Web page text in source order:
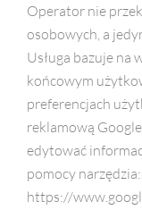
Operator nie
osobowych, a
Usługa bazuje na
końcowym
preferencjach
reklamową
edytować
pomocy narzędzia:
https://